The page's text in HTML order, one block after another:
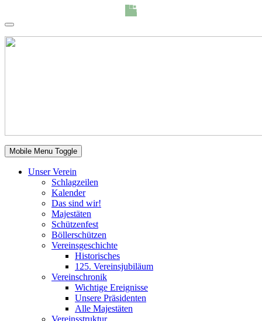
Mobile Menu Toggle
Unser Verein
Schlagzeilen
Kalender
Das sind wir!
Majestäten
Schützenfest
Böllerschützen
Vereinsgeschichte
Historisches
125. Vereinsjubiläum
Vereinschronik
Wichtige Ereignisse
Unsere Präsidenten
Alle Majestäten
Vereinsstruktur